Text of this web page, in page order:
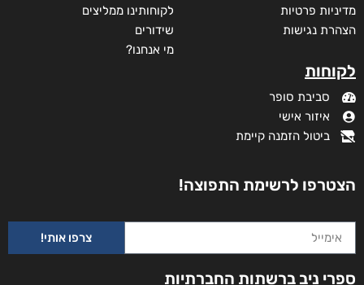
מדיניות פרטיות
הצהרת נגישות
לקוחות
סביבת סופר
איזור אישי
ביטול הזמנה קיימת
לקוחותינו ממליצים
שידורים
מי אנחנו?
הצטרפו לרשימת התפוצה!
צרפו אותי!
ספרי ניב ברשתות החברתיות